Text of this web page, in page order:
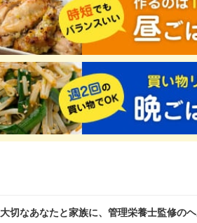
大切なあなたと家族に、管理栄養士監修の